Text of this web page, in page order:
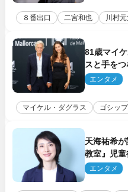
８番出口 二宮和也 川村
81歳マイ
スと手を
エンタメ
マイケル・ダグラス ゴシップ
天海祐希
教室』児
エンタメ